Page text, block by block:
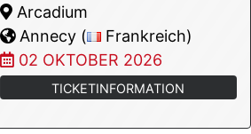
Arcadium
Annecy (
Frankreich)
02 OKTOBER 2026
TICKETINFORMATION